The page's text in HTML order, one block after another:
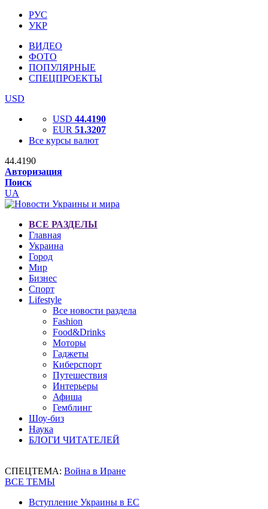
РУС
УКР
ВИДЕО
ФОТО
ПОПУЛЯРНЫЕ
СПЕЦПРОЕКТЫ
USD
USD 44.4190
EUR 51.3207
Все курсы валют
44.4190
Авторизация
Поиск
UA
ВСЕ РАЗДЕЛЫ
Главная
Украина
Город
Мир
Бизнес
Спорт
Lifestyle
Все новости раздела
Fashion
Food&Drinks
Моторы
Гаджеты
Киберспорт
Путешествия
Интерьеры
Афиша
Гемблинг
Шоу-биз
Наука
БЛОГИ ЧИТАТЕЛЕЙ
СПЕЦТЕМА: Война в Иране
ВСЕ ТЕМЫ
Вступление Украины в ЕС